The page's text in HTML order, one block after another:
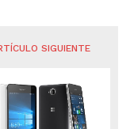
SIGUIENTE